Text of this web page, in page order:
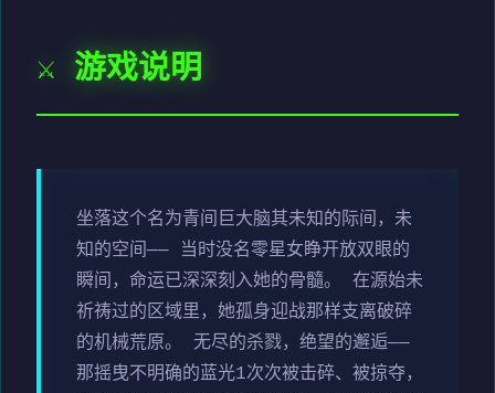
⚔️ 游戏说明
坐落这个名为青间巨大脑其未知的际间，未
知的空间—— 当时没名零星女睁开放双眼的
瞬间，命运已深深刻入她的骨髓。 在源始未
祈祷过的区域里，她孤身迎战那样支离破碎
的机械荒原。 无尽的杀戮，绝望的邂逅——
那摇曳不明确的蓝光1次次被击碎、被掠夺，